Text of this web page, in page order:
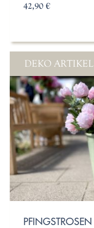
42,90 €
DEKO ARTIKEL
PFINGSTROSEN